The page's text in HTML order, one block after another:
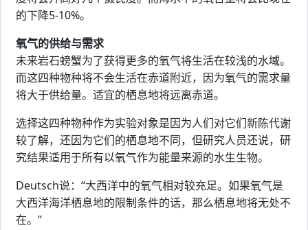
的下降5-10%。
氧气的供给与需求
未来岩石螃蟹为了获得更多的氧气将生活在较浅的水域。
而这四种物种将不会生活在赤道附近，因为氧气的需求量
将大于供给量。适宜的栖息地将远离赤道。
选择这四种物种作为实验对象是因为人们对它们新陈代谢
较了解，还因为它们的栖息地不同，但研究人员还说，研
究结果适用于所有以氧气作为能量来源的水生生物。
Deutsch说：“大西洋中的氧气相对较充足。如果氧气是
大西洋海洋栖息地的限制条件的话，那么栖息地将无处不
在。”